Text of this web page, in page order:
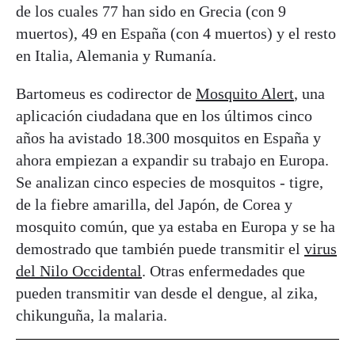
de los cuales 77 han sido en Grecia (con 9
muertos), 49 en España (con 4 muertos) y el resto
en Italia, Alemania y Rumanía.
Bartomeus es codirector de Mosquito Alert, una
aplicación ciudadana que en los últimos cinco
años ha avistado 18.300 mosquitos en España y
ahora empiezan a expandir su trabajo en Europa.
Se analizan cinco especies de mosquitos - tigre,
de la fiebre amarilla, del Japón, de Corea y
mosquito común, que ya estaba en Europa y se ha
demostrado que también puede transmitir el virus
del Nilo Occidental. Otras enfermedades que
pueden transmitir van desde el dengue, al zika,
chikunguña, la malaria.